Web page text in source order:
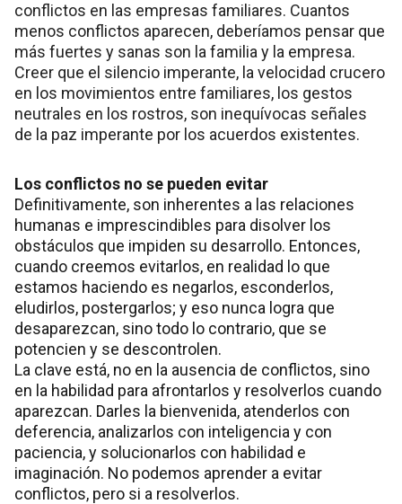
conflictos en las empresas familiares. Cuantos
menos conflictos aparecen, deberíamos pensar que
más fuertes y sanas son la familia y la empresa.
Creer que el silencio imperante, la velocidad crucero
en los movimientos entre familiares, los gestos
neutrales en los rostros, son inequívocas señales
de la paz imperante por los acuerdos existentes.
Los conflictos no se pueden evitar
Definitivamente, son inherentes a las relaciones
humanas e imprescindibles para disolver los
obstáculos que impiden su desarrollo. Entonces,
cuando creemos evitarlos, en realidad lo que
estamos haciendo es negarlos, esconderlos,
eludirlos, postergarlos; y eso nunca logra que
desaparezcan, sino todo lo contrario, que se
potencien y se descontrolen.
La clave está, no en la ausencia de conflictos, sino
en la habilidad para afrontarlos y resolverlos cuando
aparezcan. Darles la bienvenida, atenderlos con
deferencia, analizarlos con inteligencia y con
paciencia, y solucionarlos con habilidad e
imaginación. No podemos aprender a evitar
conflictos, pero si a resolverlos.